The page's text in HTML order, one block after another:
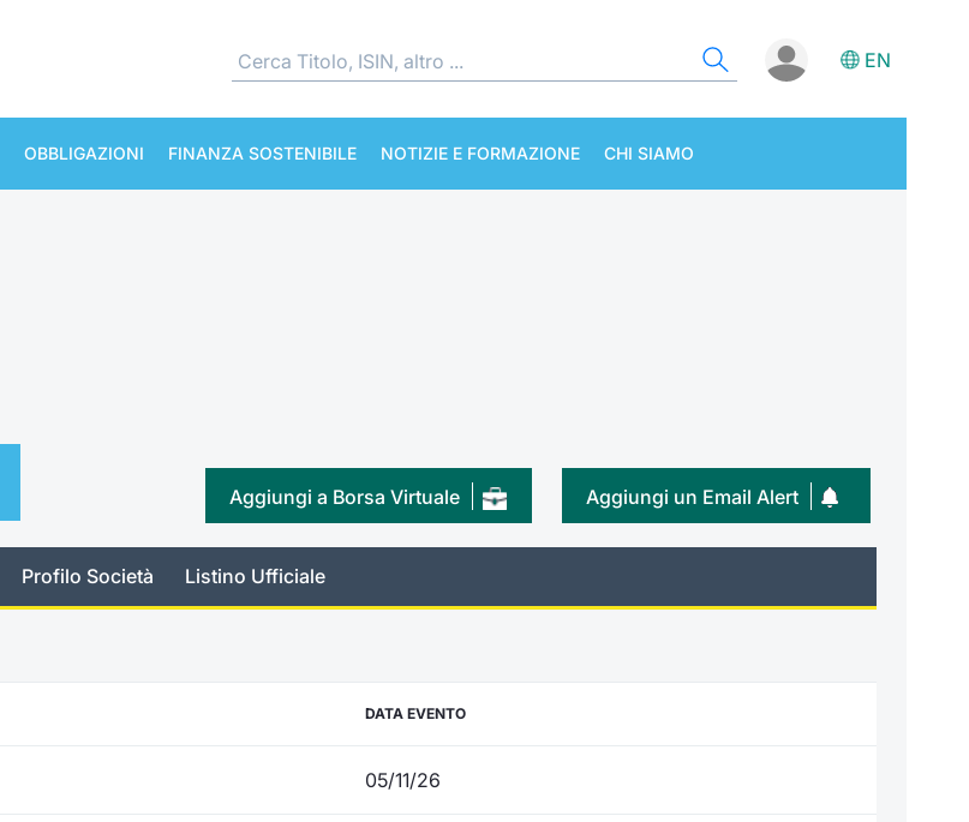
EN
OBBLIGAZIONI FINANZA SOSTENIBILE NOTIZIE E FORMAZIONE CHI SIAMO
Aggiungi un Email Alert
Aggiungi a Borsa Virtuale
Profilo Società Listino Ufficiale
DATA EVENTO
05/11/26